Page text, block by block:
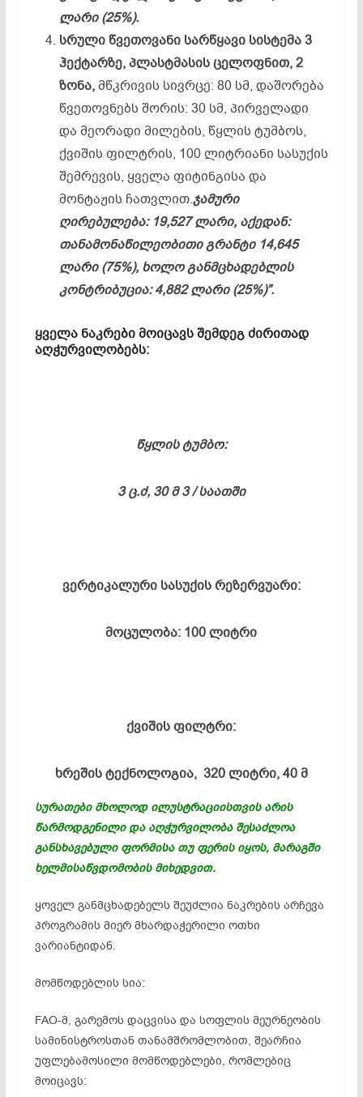
ლარი (25%).
სრული წვეთოვანი სარწყავი სისტემა 3
ჰექტარზე, პლასტმასის ცელოფნით, 2
ზონა,მწკრივის სივრცე: 80 სმ, დაშორება
წვეთოვნებს შორის: 30 სმ, პირველადი
და მეორადი მილების, წყლის ტუმბოს,
ქვიშის ფილტრის, 100 ლიტრიანი სასუქის
შემრევის, ყველა ფიტინგისა და
მონტაჟის ჩათვლით.ჯამური
ღირებულება: 19,527 ლარი, აქედან:
თანამონაწილეობითი გრანტი 14,645
ლარი (75%), ხოლო განმცხადებლის
კონტრიბუცია: 4,882 ლარი (25%)”.
ყველა ნაკრები მოიცავს შემდეგ ძირითად
აღჭურვილობებს:
წყლის ტუმბო:
3 ც.ძ, 30 მ 3 / საათში
ვერტიკალური სასუქის რეზერვუარი:
მოცულობა: 100 ლიტრი
ქვიშის ფილტრი:
ხრეშის ტექნოლოგია, 320 ლიტრი, 40 მ
სურათები მხოლოდ ილუსტრაციისთვის არის
წარმოდგენილი და აღჭურვილობა შესაძლოა
განსხავებული ფორმისა თუ ფერის იყოს, მარაგში
ხელმისაწვდომობის მიხედვით.
ყოველ განმცხადებელს შეუძლია ნაკრების არჩევა
პროგრამის მიერ მხარდაჭერილი ოთხი
ვარიანტიდან.
მომწოდებლის სია:
FAO-მ, გარემოს დაცვისა და სოფლის მეურნეობის
სამინისტროსთან თანამშრომლობით, შეარჩია
უფლებამოსილი მომწოდებლები, რომლებიც
მოიცავს: